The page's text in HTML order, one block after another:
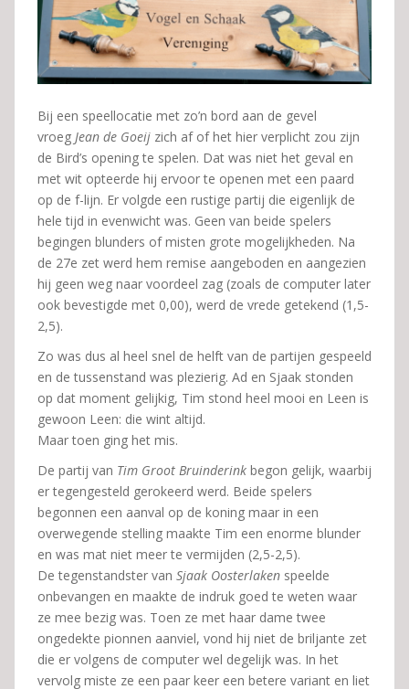
Bij een speellocatie met zo’n bord aan de gevel
vroeg Jean de Goeij zich af of het hier verplicht zou zijn
de Bird’s opening te spelen. Dat was niet het geval en
met wit opteerde hij ervoor te openen met een paard
op de f-lijn. Er volgde een rustige partij die eigenlijk de
hele tijd in evenwicht was. Geen van beide spelers
begingen blunders of misten grote mogelijkheden. Na
de 27e zet werd hem remise aangeboden en aangezien
hij geen weg naar voordeel zag (zoals de computer later
ook bevestigde met 0,00), werd de vrede getekend (1,5-
2,5).
Zo was dus al heel snel de helft van de partijen gespeeld
en de tussenstand was plezierig. Ad en Sjaak stonden
op dat moment gelijkig, Tim stond heel mooi en Leen is
gewoon Leen: die wint altijd.
Maar toen ging het mis.
De partij van Tim Groot Bruinderink begon gelijk, waarbij
er tegengesteld gerokeerd werd. Beide spelers
begonnen een aanval op de koning maar in een
overwegende stelling maakte Tim een enorme blunder
en was mat niet meer te vermijden (2,5-2,5).
De tegenstandster van Sjaak Oosterlaken speelde
onbevangen en maakte de indruk goed te weten waar
ze mee bezig was. Toen ze met haar dame twee
ongedekte pionnen aanviel, vond hij niet de briljante zet
die er volgens de computer wel degelijk was. In het
vervolg miste ze een paar keer een betere variant en liet